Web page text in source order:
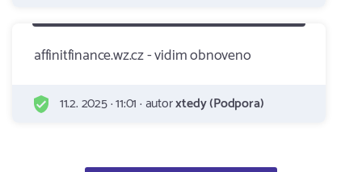
affinitfinance.wz.cz - vidim obnoveno
11.2. 2025 · 11:01 · autorxtedy (Podpora)